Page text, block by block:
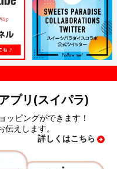
プリ(スイパラ)
ッピングができます！
えします。
詳しくはこちら